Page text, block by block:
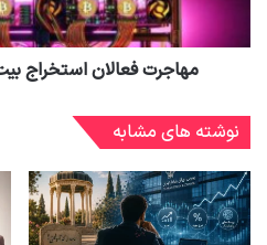
مهاجرت فعالان استخراج
نوشته های مشابه